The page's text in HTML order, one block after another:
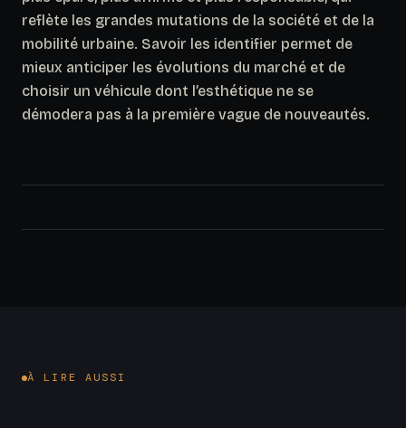
reflète les grandes mutations de la société et de la
mobilité urbaine. Savoir les identifier permet de
mieux anticiper les évolutions du marché et de
choisir un véhicule dont l’esthétique ne se
démodera pas à la première vague de nouveautés.
À LIRE AUSSI